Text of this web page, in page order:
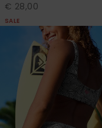
€ 28,00
SALE